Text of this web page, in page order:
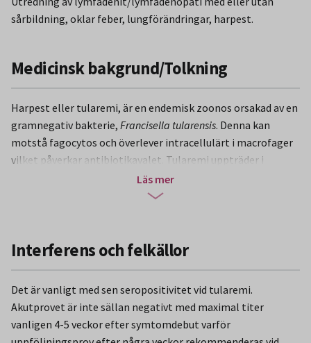
sårbildning, oklar feber, lungförändringar, harpest.
Medicinsk bakgrund/Tolkning
Harpest eller tularemi, är en endemisk zoonos orsakad av en
gramnegativ bakterie, Francisella tularensis. Denna kan
motstå fagocytos och överlever intracellulärt i macrofager
vilket påverkar antibiotikavalet. Tularemi uppträder i
Sverige framförallt i de norra delarna men finns även
söderut i landet och har för övrigt en världsomfattande
infektera ett 100-tal olika arter, från encelliga organismer
artrelaterad. Människan är måttligt känslig med låg
dödlighet medan många gnagare är mycket känsliga.
Notabelt är att skogsharen snabbt blir sjuk medan
Läs mer
Interferens och felkällor
Det är vanligt med sen seropositivitet vid tularemi.
Akutprovet är inte sällan negativt med maximal titer
vanligen 4-5 veckor efter symtomdebut varför